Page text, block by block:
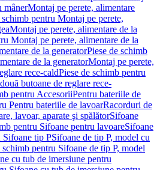
mânerMontaj pe perete, alimentare
schimb pentru Montaj pe perete,
Montaj pe perete, alimentare de la
Montaj pe perete, alimentare de la
de la generatorPiese de schimb
de la generatorMontaj pe perete,
rece-caldPiese de schimb pentru
butoane de reglare rece-
pentru AccesoriiPentru bateriile de
Pentru bateriile de lavoarRacorduri de
lavoar, aparate şi spălătorSifoane
pentru Sifoane pentru lavoareSifoane
Sifoane tip PSifoane de tip P, model cu
schimb pentru Sifoane de tip P, model
cu tub de imersiune pentru